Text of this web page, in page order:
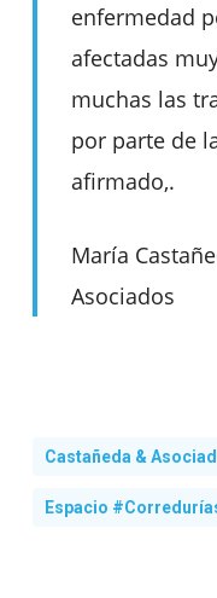
enfermedad
afectadas
muchas las
por parte de
afirmado,.
María
Asociados
Castañeda &
Espacio